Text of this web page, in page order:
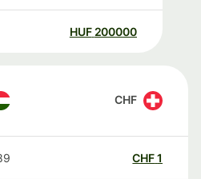
200000
HUF
CHF
CHF
389